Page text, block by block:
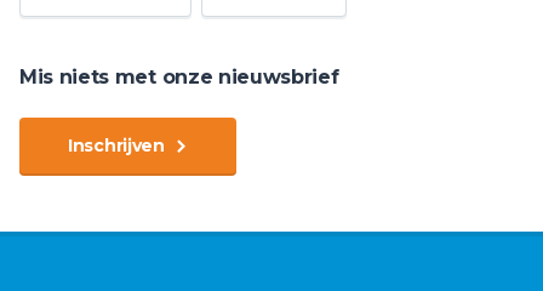
Mis niets met onze nieuwsbrief
Inschrijven